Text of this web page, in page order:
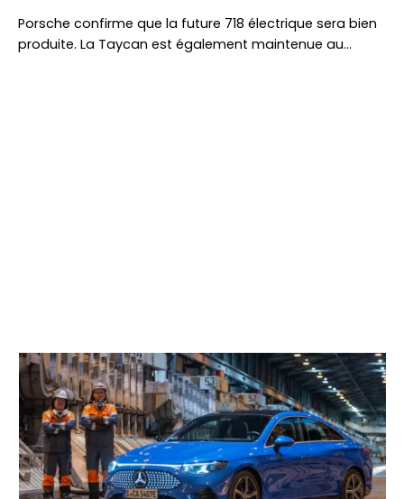
Porsche confirme que la future 718 électrique sera bien
produite. La Taycan est également maintenue au